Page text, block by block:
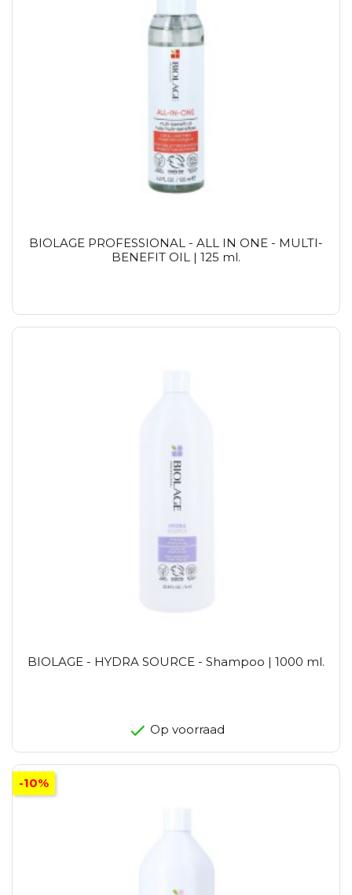
BIOLAGE PROFESSIONAL - ALL IN ONE - MULTI-
BENEFIT OIL | 125 ml.
BIOLAGE - HYDRA SOURCE - Shampoo | 1000 ml.
Op voorraad
-10%